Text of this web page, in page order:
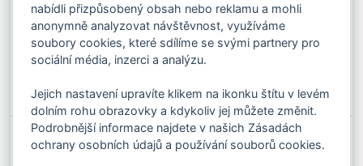
296.45 Kč s DPH / m
245.00 Kč bez DPH / m
✚
VEROPRO 8 - 14 MM 1960 B ZS LHOL
nabídli přizpůsobený obsah nebo reklamu a mohli
anonymně analyzovat návštěvnost, využíváme
soubory cookies, které sdílíme se svými partnery pro
sociální média, inzerci a analýzu.
Jejich nastavení upravíte klikem na ikonku štítu v levém
dolním rohu obrazovky a kdykoliv jej můžete změnit.
Podrobnější informace najdete v našich Zásadách
ochrany osobních údajů a používání souborů cookies.